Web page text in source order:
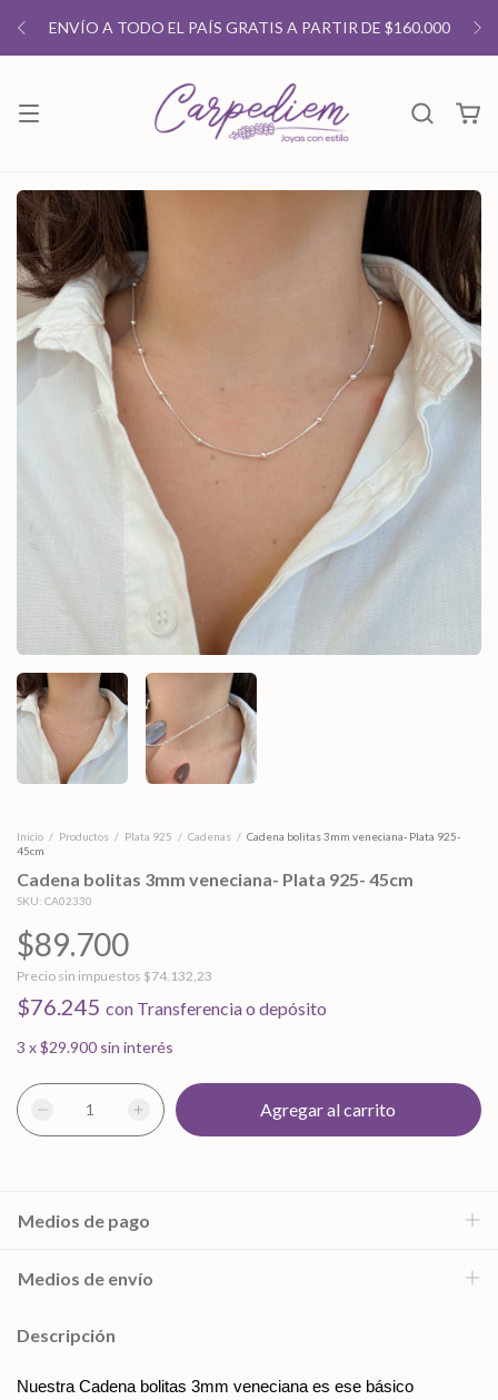
ENVÍO A TODO EL PAÍS GRATIS A PARTIR DE $160.000
Inicio / Productos / Plata 925 / Cadenas / Cadena bolitas 3mm veneciana- Plata 925-
45cm
Cadena bolitas 3mm veneciana- Plata 925- 45cm
SKU: CA02330
$89.700
Precio sin impuestos $74.132,23
$76.245 con Transferencia o depósito
3 x$29.900 sin interés
Medios de pago
Medios de envío
Descripción
Nuestra Cadena bolitas 3mm veneciana es ese básico